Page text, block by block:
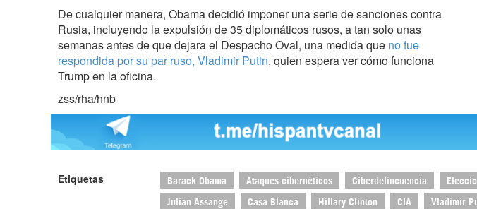
De cualquier manera, Obama decidió imponer una serie de sanciones contra
Rusia, incluyendo la expulsión de 35 diplomáticos rusos, a tan solo unas
semanas antes de que dejara el Despacho Oval, una medida que no fue
respondida por su par ruso, Vladimir Putin, quien espera ver cómo funciona
Trump en la oficina.
zss/rha/hnb
Etiquetas Barack Obama Ataques cibernéticos Ciberdelincuencia
Julian Assange Casa Blanca Hillary Clinton CIA Vladimir